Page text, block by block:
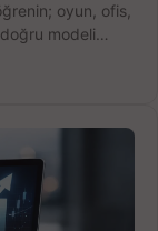
oyun, ofis,
modeli